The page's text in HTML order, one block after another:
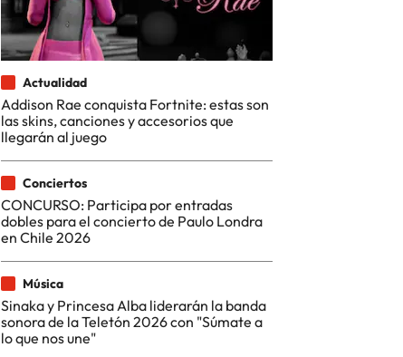
Actualidad
Addison Rae conquista Fortnite: estas son
las skins, canciones y accesorios que
llegarán al juego
Conciertos
CONCURSO: Participa por entradas
dobles para el concierto de Paulo Londra
en Chile 2026
Música
Sinaka y Princesa Alba liderarán la banda
sonora de la Teletón 2026 con "Súmate a
lo que nos une"